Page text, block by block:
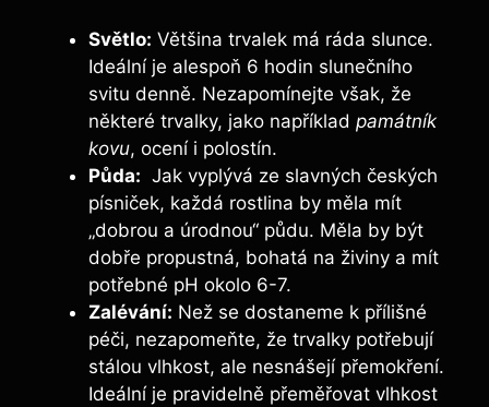
Světlo: Většina trvalek ⁣má‌ ráda slunce.
Ideální je alespoň 6 hodin slunečního​
svitu ⁤denně.​ Nezapomínejte však, že
některé trvalky, ⁢jako například památník
kovu, ocení ⁢i polostín.
Půda: ‌ Jak vyplývá ze slavných českých
písniček,​ každá rostlina by měla mít
„dobrou‌ a‍ úrodnou“ půdu. Měla by být
dobře propustná, bohatá ⁢na živiny a mít
potřebné pH okolo 6-7.
Zalévání: Než se dostaneme k přílišné
péči, nezapomeňte, že trvalky potřebují⁤
stálou vlhkost, ale⁣ nesnášejí přemokření.
Ideální je pravidelně‍ přeměřovat ⁢vlhkost